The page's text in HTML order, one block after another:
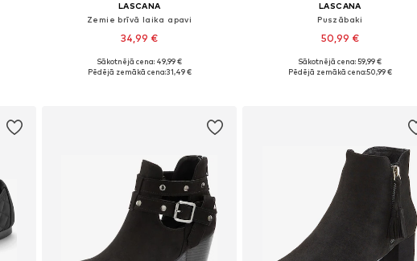
LASCANA
Zemie brīvā laika apavi
34,99 €
Pieejamie izmēri: 36, 37, 39, 40, 41, 42
Sākotnējā cena: 49,99 €
Pēdējā zemākā cena:31,49 €
LASCANA
Puszābaki
50,99 €
Pieejamie izmēri: 36, 38, 39, 40, 41, 42
Sākotnējā cena: 59,99 €
Pēdējā zemākā cena:50,99 €